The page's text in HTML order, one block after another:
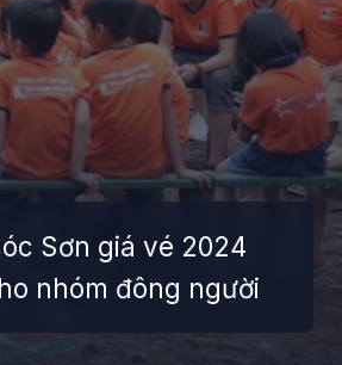
Sơn giá vé 2024
nhóm đông người